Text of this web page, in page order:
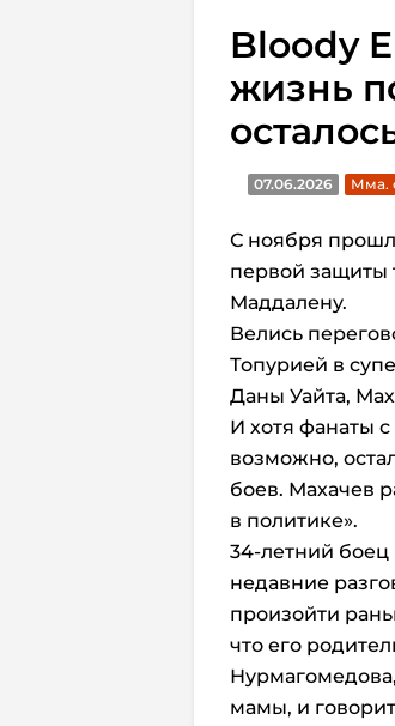
Bloody
жизнь
07.06.2026 Мма.
С ноября
первой защиты
Маддалену.
Велись
Топурией в
Даны Уайта,
И хотя фанаты
возможно,
боев. Махачев
в политике».
34-летний боец
недавние
произойти
что его
мамы, и